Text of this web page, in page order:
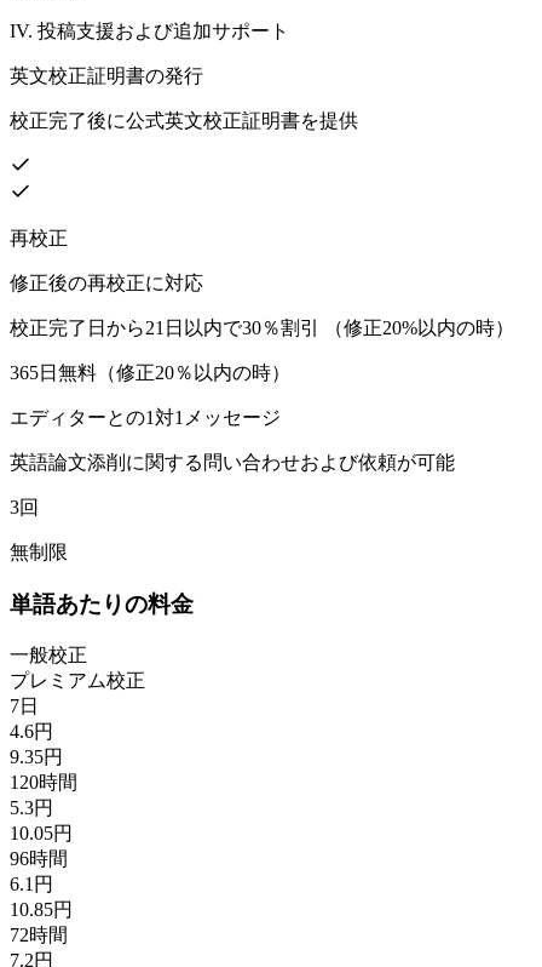
IV. 投稿支援および追加サポート
英文校正証明書の発行
校正完了後に公式英文校正証明書を提供
再校正
修正後の再校正に対応
校正完了日から21日以内で30％割引 （修正20%以内の時）
365日無料（修正20％以内の時）
エディターとの1対1メッセージ
英語論文添削に関する問い合わせおよび依頼が可能
3回
無制限
単語あたりの料金
一般校正
プレミアム校正
7日
4.6円
9.35円
120時間
5.3円
10.05円
96時間
6.1円
10.85円
72時間
7.2円